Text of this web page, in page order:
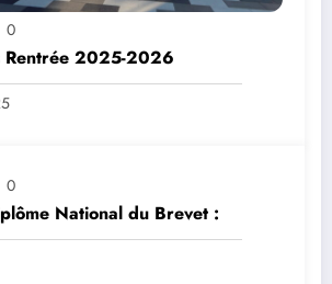
0
Rentrée 2025-2026
0
National du Brevet :